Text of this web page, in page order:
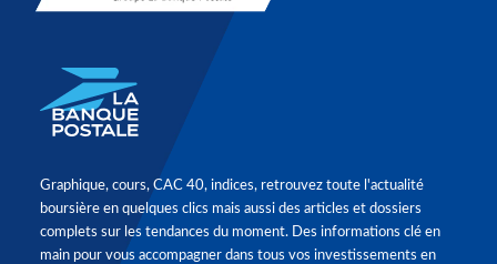
Graphique, cours, CAC 40, indices, retrouvez toute l'actualité
boursière en quelques clics mais aussi des articles et dossiers
complets sur les tendances du moment. Des informations clé en
main pour vous accompagner dans tous vos investissements en